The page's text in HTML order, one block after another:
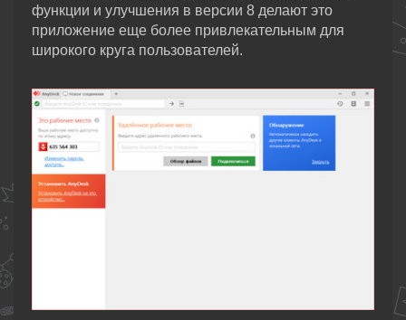
функции и улучшения в версии 8 делают это
приложение еще более привлекательным для
широкого круга пользователей.